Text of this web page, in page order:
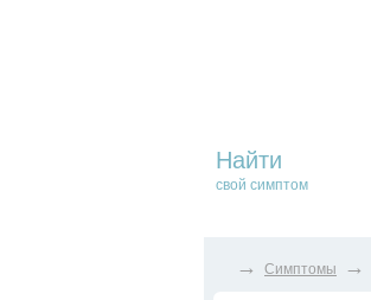
Найти
свой симптом
→ Симптомы →